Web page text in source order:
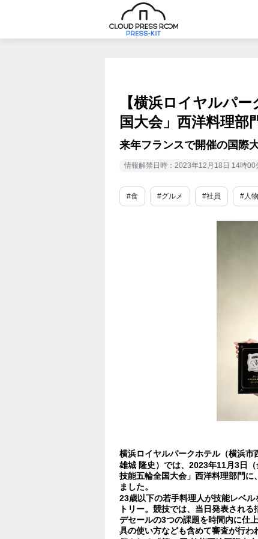
【横浜ロイヤルパ
国大会」西洋料理部
来年フランスで開催の国際
情報解禁日時：2023年12月18日 14時00
#食 #グルメ #社員 #人物
横浜ロイヤルパークホテル（横浜市
雄城 隆史）では、2023年11月3日
技能五輪全国大会」西洋料理部門
ました。
23歳以下の若手料理人が技能レベ
トリー。競技では、当日発表され
デセールの3つの課題を時間内に仕
具の使い方なども含めて審査が行